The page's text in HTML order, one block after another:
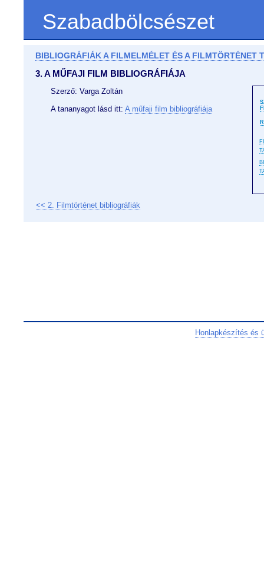
Szabadbölcsészet
BIBLIOGRÁFIÁK A FILMELMÉLET ÉS A FILMTÖRTÉNET
3. A MŰFAJI FILM BIBLIOGRÁFIÁJA
Szerző: Varga Zoltán
A tananyagot lásd itt: A műfaji film bibliográfiája
<< 2. Filmtörténet bibliográfiák
Honlapkészítés és